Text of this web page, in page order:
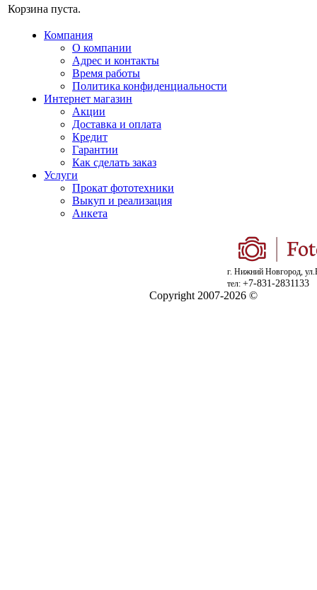
Корзина пуста.
Компания
О компании
Адрес и контакты
Время работы
Политика конфиденциальности
Интернет магазин
Акции
Доставка и оплата
Кредит
Гарантии
Как сделать заказ
Услуги
Прокат фототехники
Выкуп и реализация
Анкета
г. Нижний Новгород,
тел: +7-831-2831133
Copyright 2007-2026 ©